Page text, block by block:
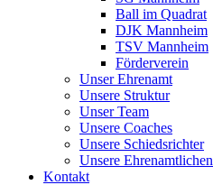
Ball im Quadrat
DJK Mannheim
TSV Mannheim
Förderverein
Unser Ehrenamt
Unsere Struktur
Unser Team
Unsere Coaches
Unsere Schiedsrichter
Unsere Ehrenamtlichen
Kontakt